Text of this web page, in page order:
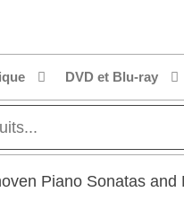
DVD et Blu-ray
Piano Sonatas and